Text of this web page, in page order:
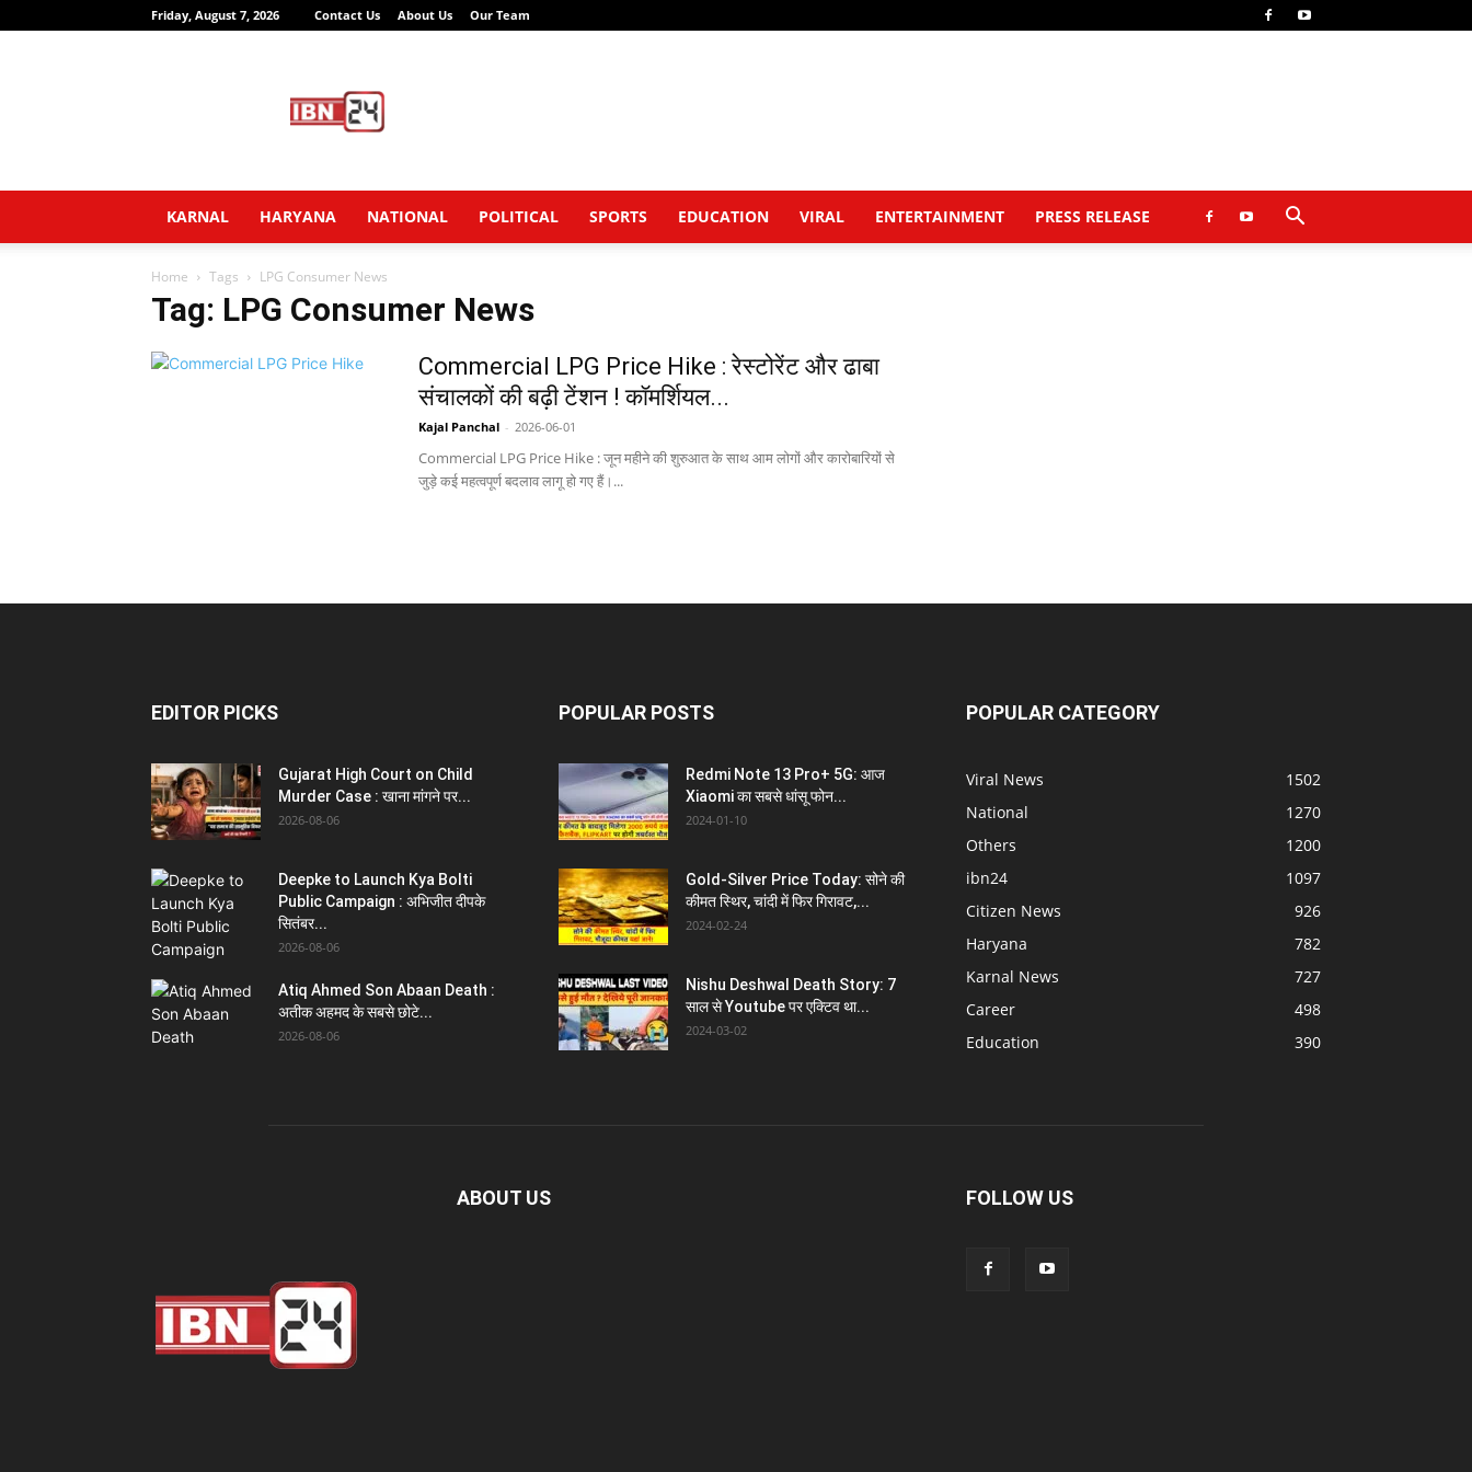
Friday, August 7, 2026 Contact Us About Us Our Team
News
Network
KARNAL HARYANA NATIONAL POLITICAL SPORTS EDUCATION VIRAL ENTERTAINMENT PRESS RELEASE
Home Tags LPG Consumer News
Tag: LPG Consumer News
Commercial LPG Price Hike : रेस्टोरेंट और ढाबा
संचालकों की बढ़ी टेंशन ! कॉमर्शियल...
Kajal Panchal - 2026-06-01
Commercial LPG Price Hike : जून महीने की शुरुआत के साथ आम लोगों और कारोबारियों से
जुड़े कई महत्वपूर्ण बदलाव लागू हो गए हैं।...
EDITOR PICKS
Gujarat High Court on Child
Murder Case : खाना मांगने पर...
2026-08-06
Deepke to Launch Kya Bolti
Public Campaign : अभिजीत दीपके
सितंबर...
2026-08-06
Atiq Ahmed Son Abaan Death :
अतीक अहमद के सबसे छोटे...
2026-08-06
POPULAR POSTS
Redmi Note 13 Pro+ 5G: आज
Xiaomi का सबसे धांसू फोन...
2024-01-10
Gold-Silver Price Today: सोने की
कीमत स्थिर, चांदी में फिर गिरावट,...
2024-02-24
Nishu Deshwal Death Story: 7
साल से Youtube पर एक्टिव था...
2024-03-02
POPULAR CATEGORY
Viral News
1502
National
1270
Others
1200
ibn24
1097
Citizen News
926
Haryana
782
Karnal News
727
Career
498
Education
390
ABOUT US FOLLOW US